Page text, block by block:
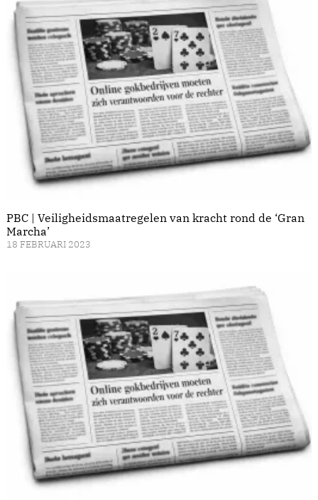
PBC | Veiligheidsmaatregelen van kracht rond de ‘Gran
Marcha’
18 FEBRUARI 2023